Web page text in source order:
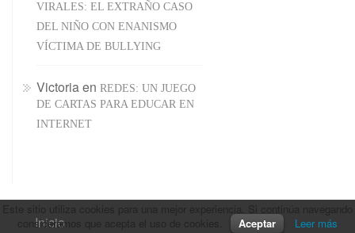
VIRALES: EL EXTRAÑO CASO
DEL NIÑO CON ENANISMO
VÍCTIMA DE BULLYING
Victoriaen REDES: UN JUEGO
DE CARTAS PARA EDUCAR EN
INTERNET
Inicio
consideramos que acepta el uso de cookies.
Aceptar Leer más